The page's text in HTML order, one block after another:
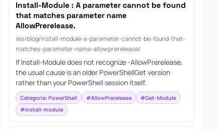
Install-Module : A parameter cannot be found
that matches parameter name
AllowPrerelease.
/es/blog/install-module-a-parameter-cannot-be-found-that-
matches-parameter-name-allowprerelease/
If Install-Module does not recognize -AllowPrerelease,
the usual cause is an older PowerShellGet version
rather than your PowerShell session itself.
Categoría: PowerShell #AllowPrerelease
#Get-Module
#install-module